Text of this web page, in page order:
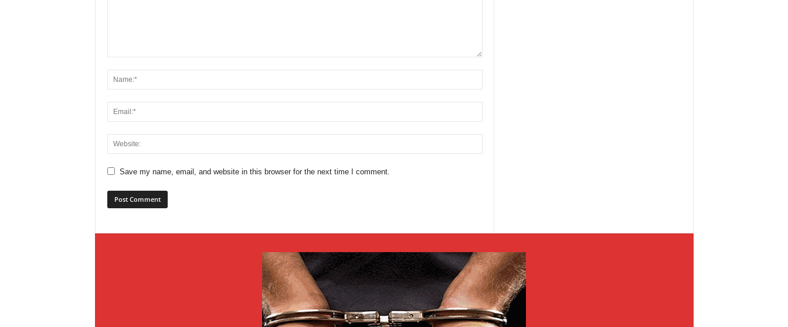
Save my name, email, and website in this browser for the next time I comment.